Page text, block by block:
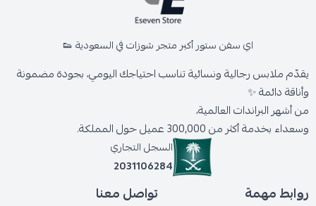
اي سفن ستور أكبر متجر شوزات في السعودية 👟
يقدّم ملابس رجالية ونسائية تناسب احتياجك اليومي، بجودة مضمونة
وأناقة دائمة ✨
من أشهر البراندات العالمية،
وسعداء بخدمة أكثر من 300,000 عميل حول المملكة.
السجل التجاري
2031106284
روابط مهمة تواصل معنا